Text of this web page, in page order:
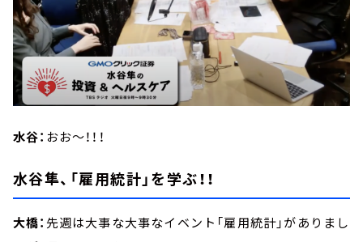
水谷： おお～！！！
水谷隼、「雇用統計」を学ぶ！！
大橋： 先週は大事な大事なイベント「雇用統計」がありまし